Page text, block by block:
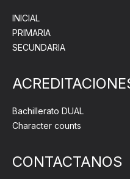
INICIAL
PRIMARIA
SECUNDARIA
Bachillerato DUAL
Character counts
CONTACTANOS